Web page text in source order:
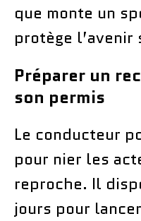
que monte un
protège
Préparer un
son permis
Le conducteur
pour nier les
reproche. Il
jours pour